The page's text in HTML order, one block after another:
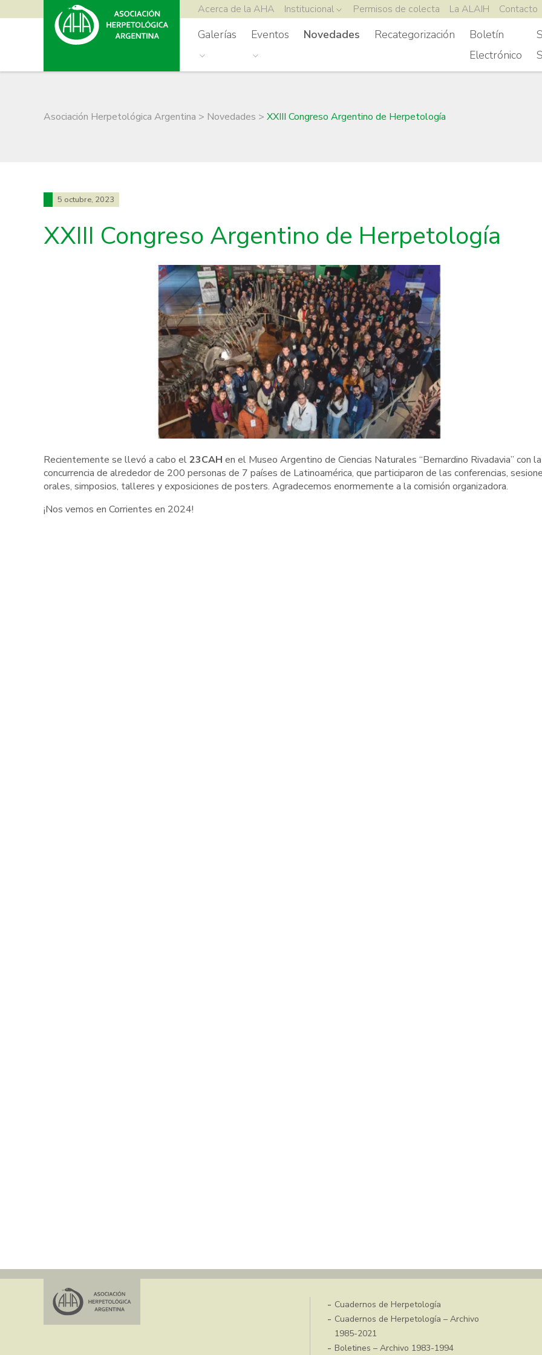
Acerca de la AHA Institucional Permisos de colecta La ALAIH Contacto
Galerías Eventos Novedades Recategorización
Boletín
Electrónico
Asociación Herpetológica Argentina > Novedades > XXIII Congreso Argentino de Herpetología
5 octubre, 2023
XXIII Congreso Argentino de Herpetología
Recientemente se llevó a cabo el23CAH en el Museo Argentino de Ciencias Naturales “Bernardino Rivadavia” con la
concurrencia de alrededor de 200 personas de 7 países de Latinoamérica, que participaron de las conferencias,
orales, simposios, talleres y exposiciones de posters. Agradecemos enormemente a la comisión organizadora.
¡Nos vemos en Corrientes en 2024!
Phyllomedusa sauvagii Lepidobatrachus llanensis Liolaemus
Cuadernos de Herpetología
Cuadernos de Herpetología – Archivo
1985-2021
Boletines – Archivo 1983-1994